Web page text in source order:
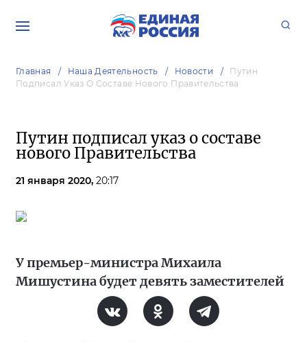
Главная Наша Деятельность Новости
Путин
Подписал Указ О Составе Нового Правительства
Путин подписал указ о составе
нового Правительства
21 января 2020, 20:17
У премьер-министра Михаила
Мишустина будет девять заместителей